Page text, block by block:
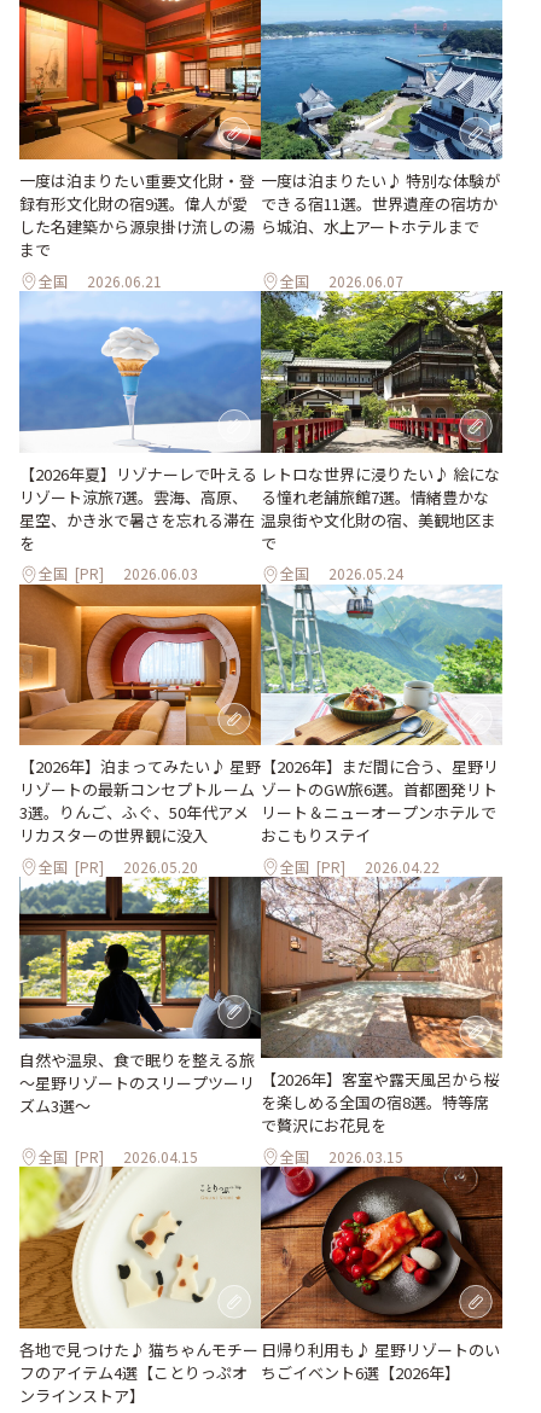
一度は泊まりたい重要文化財・登
録有形文化財の宿9選。偉人が愛
した名建築から源泉掛け流しの湯
まで
全国 2026.06.21
一度は泊まりたい♪ 特別な体験が
できる宿11選。世界遺産の宿坊か
ら城泊、水上アートホテルまで
全国 2026.06.07
【2026年夏】リゾナーレで叶える
リゾート涼旅7選。雲海、高原、
星空、かき氷で暑さを忘れる滞在
を
全国 [PR] 2026.06.03
レトロな世界に浸りたい♪ 絵にな
る憧れ老舗旅館7選。情緒豊かな
温泉街や文化財の宿、美観地区ま
で
全国 2026.05.24
【2026年】泊まってみたい♪ 星野
リゾートの最新コンセプトルーム
3選。りんご、ふぐ、50年代アメ
リカスターの世界観に没入
全国 [PR] 2026.05.20
【2026年】まだ間に合う、星野リ
ゾートのGW旅6選。首都圏発リト
リート＆ニューオープンホテルで
おこもりステイ
全国 [PR] 2026.04.22
自然や温泉、食で眠りを整える旅
～星野リゾートのスリープツーリ
ズム3選～
全国 [PR] 2026.04.15
【2026年】客室や露天風呂から桜
を楽しめる全国の宿8選。特等席
で贅沢にお花見を
全国 2026.03.15
各地で見つけた♪ 猫ちゃんモチー
フのアイテム4選【ことりっぷオ
ンラインストア】
日帰り利用も♪ 星野リゾートのい
ちごイベント6選【2026年】